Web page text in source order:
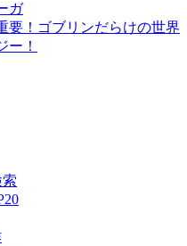
ガ
要！ゴブリンだらけの世界
ー！